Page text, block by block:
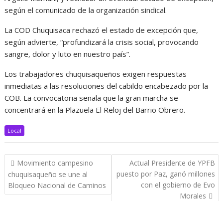
según el comunicado de la organización sindical.
La COD Chuquisaca rechazó el estado de excepción que,
según advierte, “profundizará la crisis social, provocando
sangre, dolor y luto en nuestro país”.
Los trabajadores chuquisaqueños exigen respuestas
inmediatas a las resoluciones del cabildo encabezado por la
COB. La convocatoria señala que la gran marcha se
concentrará en la Plazuela El Reloj del Barrio Obrero.
Local
Navegación
de
entradas
Movimiento campesino
chuquisaqueño se une al
Bloqueo Nacional de Caminos
Actual Presidente de YPFB
puesto por Paz, ganó millones
con el gobierno de Evo
Morales